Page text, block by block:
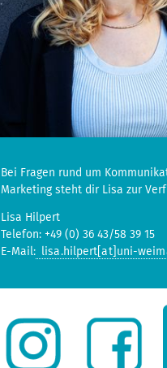
Bei Fragen rund um
Marketing steht dir Lisa zur
Lisa Hilpert
Telefon: +49 (0) 36 43/58 39 15
E-Mail: lisa.hilpert[at]uni-